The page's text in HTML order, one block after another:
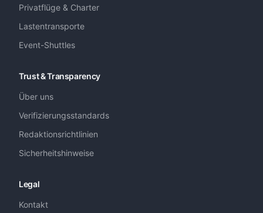
Privatflüge & Charter
Lastentransporte
Event-Shuttles
Trust & Transparency
Über uns
Verifizierungsstandards
Redaktionsrichtlinien
Sicherheitshinweise
Legal
Kontakt